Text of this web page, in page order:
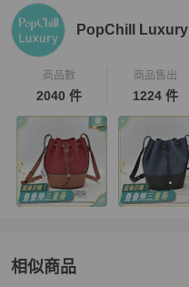
PopChill Luxury
商品數
2040 件
商品售出
1224 件
相似商品